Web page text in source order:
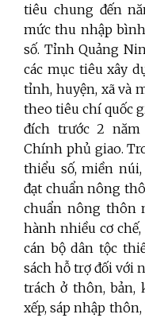
tiêu chung đến
mức thu nhập
số. Tỉnh Quảng
các mục tiêu xây
tỉnh, huyện, xã và
theo tiêu chí quốc
đích trước 2
Chính phủ giao.
thiểu số, miền
đạt chuẩn nông
chuẩn nông thôn
hành nhiều cơ
cán bộ dân tộc
sách hỗ trợ đối với
trách ở thôn, bản,
xếp, sáp nhập